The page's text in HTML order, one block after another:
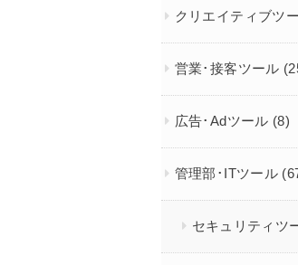
クリエイティブツ
営業･接客ツール
広告･Adツール (8)
管理部･ITツール
セキュリティツ